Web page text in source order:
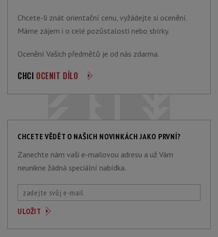
Chcete-li znát orientační cenu, vyžádejte si ocenění.
Máme zájem i o celé pozůstalosti nebo sbírky.
Ocenění Vašich předmětů je od nás zdarma.
CHCI OCENIT DÍLO
CHCETE VĚDĚT O NAŠICH NOVINKÁCH JAKO PRVNÍ?
Zanechte nám vaši e-mailovou adresu a už Vám
neunikne žádná speciální nabídka.